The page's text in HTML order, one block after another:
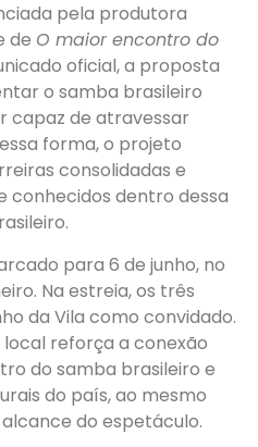
pela produtora
de O maior encontro do
oficial, a proposta
o samba brasileiro
capaz de atravessar
forma, o projeto
consolidadas e
dentro dessa
para 6 de junho, no
Na estreia, os três
da Vila como convidado.
local reforça a conexão
do samba brasileiro e
do país, ao mesmo
do espetáculo.